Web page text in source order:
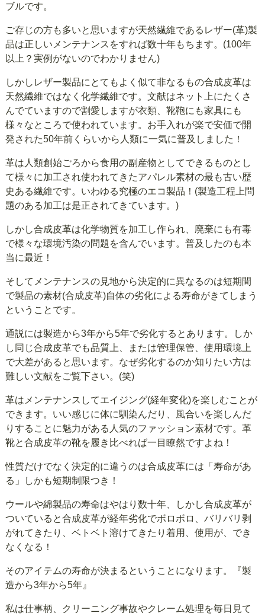
ブルです。
ご存じの方も多いと思いますが天然繊維であるレザー(革)製
品は正しいメンテナンスをすれば数十年もちます。(100年
以上？実例がないのでわかりません)
しかしレザー製品にとてもよく似て非なるもの合成皮革は
天然繊維ではなく化学繊維です。文献はネット上にたくさ
んでていますので割愛しますが衣類、靴鞄にも家具にも
様々なところで使われています。お手入れが楽で安価で開
発された50年前くらいから人類に一気に普及しました！
革は人類創始ごろから食用の副産物としてできるものとし
て様々に加工され使われてきたアパレル素材の最も古い歴
史ある繊維です。いわゆる究極のエコ製品！(製造工程上問
題のある加工は是正されてきています。)
しかし合成皮革は化学物質を加工し作られ、廃棄にも有毒
で様々な環境汚染の問題を含んでいます。普及したのも本
当に最近！
そしてメンテナンスの見地から決定的に異なるのは短期間
で製品の素材(合成皮革)自体の劣化による寿命がきてしまう
ということです。
通説には製造から3年から5年で劣化するとあります。しか
し同じ合成皮革でも品質上、または管理保管、使用環境上
で大差があると思います。なぜ劣化するのか知りたい方は
難しい文献をご覧下さい。(笑)
革はメンテナンスしてエイジング(経年変化)を楽しむことが
できます。いい感じに体に馴染んだり、風合いを楽しんだ
りすることに魅力がある人気のファッション素材です。革
靴と合成皮革の靴を履き比べれば一目瞭然ですよね！
性質だけでなく決定的に違うのは合成皮革には「寿命があ
る」しかも短期制限つき！
ウールや綿製品の寿命はやはり数十年、しかし合成皮革が
ついていると合成皮革が経年劣化でボロボロ、バリバリ剥
がれてきたり、ベトベト溶けてきたり着用、使用が、でき
なくなる！
そのアイテムの寿命が決まるということになります。『製
造から3年から5年』
私は仕事柄、クリーニング事故やクレーム処理を毎日見て